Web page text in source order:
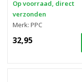
Op voorraad, direct
verzonden
Merk: PPC
32,95